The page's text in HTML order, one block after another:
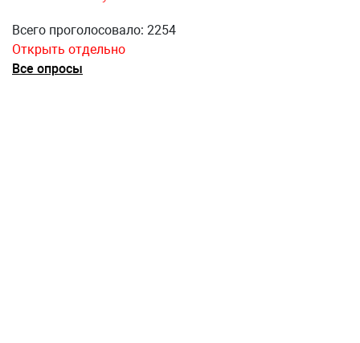
Всего проголосовало: 2254
Открыть отдельно
Все опросы